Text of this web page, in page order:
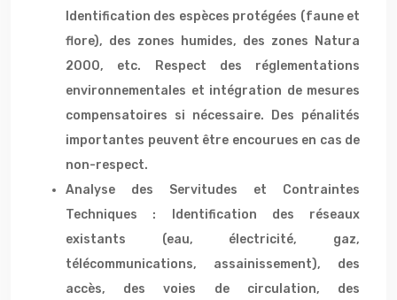
Identification des espèces protégées (faune et
flore), des zones humides, des zones Natura
2000, etc. Respect des réglementations
environnementales et intégration de mesures
compensatoires si nécessaire. Des pénalités
importantes peuvent être encourues en cas de
non-respect.
Analyse des Servitudes et Contraintes
Techniques : Identification des réseaux
existants (eau, électricité, gaz,
télécommunications, assainissement), des
accès, des voies de circulation, des